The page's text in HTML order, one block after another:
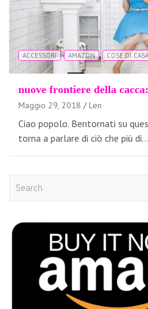
ACCESSORI AMAZON COSE DI CASA
nuove frontiere della
Maggio 29, 2018 Len
Ciao popolo. Bentornati su
torna a parlare di ciò che più di…
c